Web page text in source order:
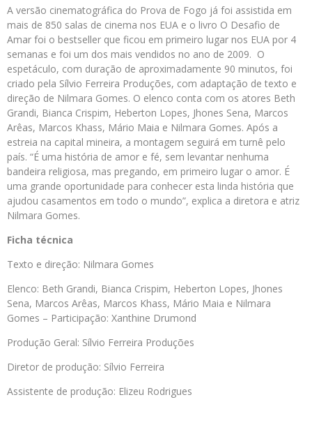
A versão cinematográfica do Prova de Fogo já foi assistida em
mais de 850 salas de cinema nos EUA e o livro O Desafio de
Amar foi o bestseller que ficou em primeiro lugar nos EUA por 4
semanas e foi um dos mais vendidos no ano de 2009. O
espetáculo, com duração de aproximadamente 90 minutos, foi
criado pela Sílvio Ferreira Produções, com adaptação de texto e
direção de Nilmara Gomes. O elenco conta com os atores Beth
Grandi, Bianca Crispim, Heberton Lopes, Jhones Sena, Marcos
Arêas, Marcos Khass, Mário Maia e Nilmara Gomes. Após a
estreia na capital mineira, a montagem seguirá em turnê pelo
país. “É uma história de amor e fé, sem levantar nenhuma
bandeira religiosa, mas pregando, em primeiro lugar o amor. É
uma grande oportunidade para conhecer esta linda história que
ajudou casamentos em todo o mundo”, explica a diretora e atriz
Nilmara Gomes.
Ficha técnica
Texto e direção: Nilmara Gomes
Elenco: Beth Grandi, Bianca Crispim, Heberton Lopes, Jhones
Sena, Marcos Arêas, Marcos Khass, Mário Maia e Nilmara
Gomes – Participação: Xanthine Drumond
Produção Geral: Sílvio Ferreira Produções
Diretor de produção: Sílvio Ferreira
Assistente de produção: Elizeu Rodrigues